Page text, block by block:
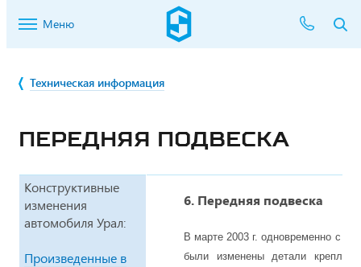
Меню
Техническая информация
ПЕРЕДНЯЯ ПОДВЕСКА
Конструктивные
изменения
автомобиля Урал:
Произведенные в
6. Передняя подвеска
В марте 2003 г. одновременно с
были изменены детали